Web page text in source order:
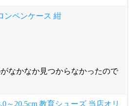
ンペンケース 紺
なかなか見つからなかったので
～20.5cm 教育シューズ 当店オリ